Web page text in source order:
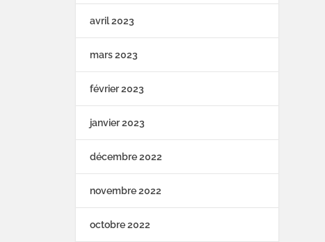
avril 2023
mars 2023
février 2023
janvier 2023
décembre 2022
novembre 2022
octobre 2022